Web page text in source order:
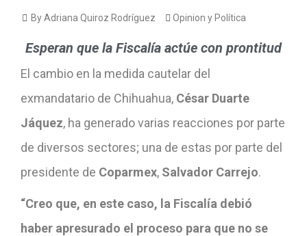
By Adriana Quiroz Rodríguez Opinion y Política
Esperan que la Fiscalía actúe con prontitud
El cambio en la medida cautelar del
exmandatario de Chihuahua, César Duarte
Jáquez, ha generado varias reacciones por parte
de diversos sectores; una de estas por parte del
presidente de Coparmex, Salvador Carrejo.
“Creo que, en este caso, la Fiscalía debió
haber apresurado el proceso para que no se